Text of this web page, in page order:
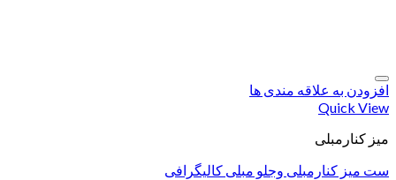
افزودن به علاقه مندی ها
Quick View
میز کنارمبلی
ست میز کنارمبلی وجلو مبلی کالیگرافی